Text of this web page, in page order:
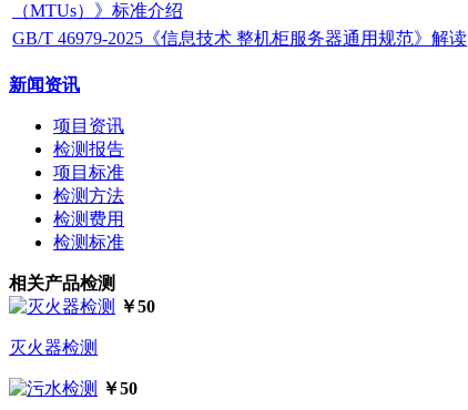
（MTUs）》标准介绍
GB/T 46979-2025《信息技术 整机柜服务器通用规范》解读
新闻资讯
项目资讯
检测报告
项目标准
检测方法
检测费用
检测标准
相关产品检测
￥50
灭火器检测
￥50